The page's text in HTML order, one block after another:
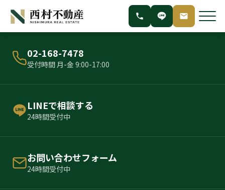
02-168-7478
受付時間 月-金 9:00-17:00
LINEで相談する
24時間受付中
お問い合わせフォーム
24時間受付中